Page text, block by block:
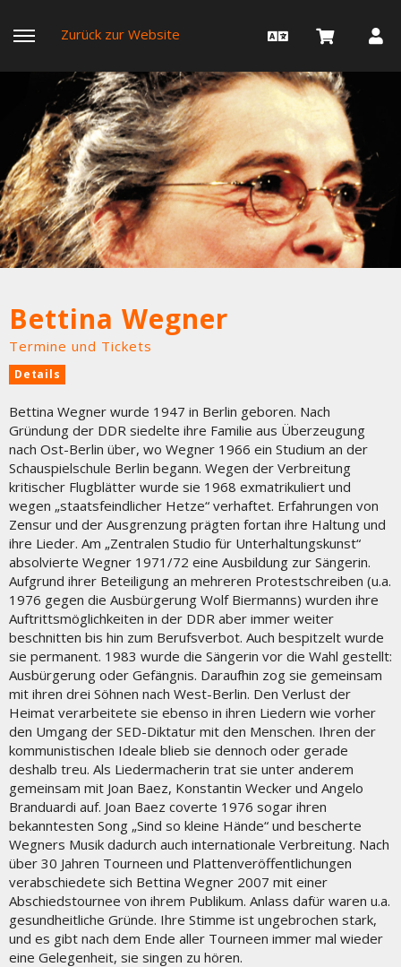
Zurück zur Website
Bettina Wegner
Termine und Tickets
Details
Bettina Wegner wurde 1947 in Berlin geboren. Nach
Gründung der DDR siedelte ihre Familie aus Überzeugung
nach Ost-Berlin über, wo Wegner 1966 ein Studium an der
Schauspielschule Berlin begann. Wegen der Verbreitung
kritischer Flugblätter wurde sie 1968 exmatrikuliert und
wegen „staatsfeindlicher Hetze“ verhaftet. Erfahrungen von
Zensur und der Ausgrenzung prägten fortan ihre Haltung und
ihre Lieder. Am „Zentralen Studio für Unterhaltungskunst“
absolvierte Wegner 1971/72 eine Ausbildung zur Sängerin.
Aufgrund ihrer Beteiligung an mehreren Protestschreiben (u.a.
1976 gegen die Ausbürgerung Wolf Biermanns) wurden ihre
Auftrittsmöglichkeiten in der DDR aber immer weiter
beschnitten bis hin zum Berufsverbot. Auch bespitzelt wurde
sie permanent. 1983 wurde die Sängerin vor die Wahl gestellt:
Ausbürgerung oder Gefängnis. Daraufhin zog sie gemeinsam
mit ihren drei Söhnen nach West-Berlin. Den Verlust der
Heimat verarbeitete sie ebenso in ihren Liedern wie vorher
den Umgang der SED-Diktatur mit den Menschen. Ihren der
kommunistischen Ideale blieb sie dennoch oder gerade
deshalb treu. Als Liedermacherin trat sie unter anderem
gemeinsam mit Joan Baez, Konstantin Wecker und Angelo
Branduardi auf. Joan Baez coverte 1976 sogar ihren
bekanntesten Song „Sind so kleine Hände“ und bescherte
Wegners Musik dadurch auch internationale Verbreitung. Nach
über 30 Jahren Tourneen und Plattenveröffentlichungen
verabschiedete sich Bettina Wegner 2007 mit einer
Abschiedstournee von ihrem Publikum. Anlass dafür waren u.a.
gesundheitliche Gründe. Ihre Stimme ist ungebrochen stark,
und es gibt nach dem Ende aller Tourneen immer mal wieder
eine Gelegenheit, sie singen zu hören.